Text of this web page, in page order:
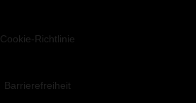
Cookie-Richtlinie
Barrierefreiheit